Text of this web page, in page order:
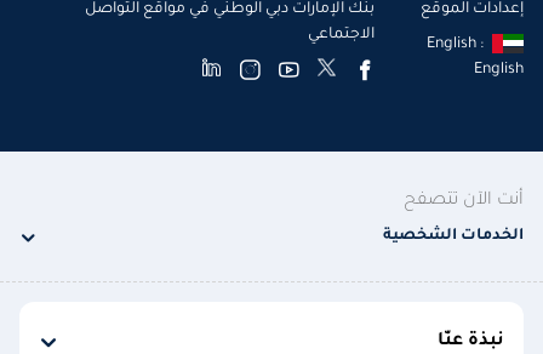
إعدادات الموقع
English :
English
بنك الإمارات دبي الوطني في مواقع التواصل
الاجتماعي
أنت الآن تتصفح
الخدمات الشخصية
نبذة عنّا